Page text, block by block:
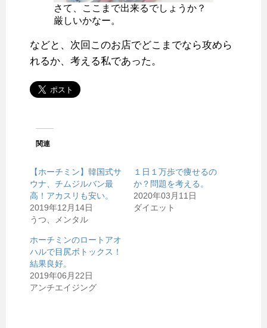
さて、ここまで出来るでしょうか？
厳しいかなー。
などと、次回このお店でどこまでなら攻めら
れるか、考える私であった。
関連
【ホーチミン】韓国式サ
ウナ、チムジルバン最
高！アカスリも安い。
2019年12月14日
うつ、メンタル
１日１万歩で痩せるの
か？問題を考える。
2020年03月11日
ダイエット
ホーチミンのロートアオ
ハルで目尻ボトックス！
結果良好。
2019年06月22日
アンチエイジング